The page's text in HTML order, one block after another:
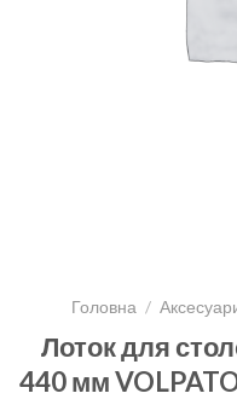
Головна /
Лоток для
440 мм